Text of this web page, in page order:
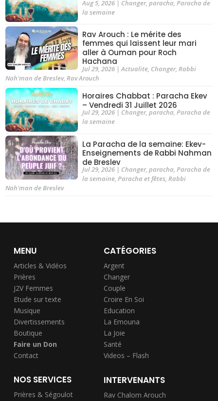
Aug 5, 2026| Changer, paracha, Paracha de
la semaine
Rav Arouch : Le mérite des
femmes qui laissent leur mari
aller à Ouman pour Roch
Hachana
Jul 29, 2026|Actualite, Changer, Rabbi
Nah'man de Breslev,Rav Arouch
Horaires Chabbat : Paracha Ekev
– Vendredi 31 Juillet 2026
Jul 29, 2026| Changer, paracha, Paracha de
la semaine
La Paracha de la semaine: Ekev-
Enseignements de Rabbi Nahman
de Breslev
Jul 29, 2026| Changer, paracha, Paracha de
la semaine, Paracha et fêtes, Rabbi
Nah'man de Breslev
MENU
Articles & Vidéos
Prières
J2V Femmes
Etude sur texte
Musique
Divertissements
Boutique
Faire un Don
Contact
CATÉGORIES
Argent
Changer
Couple
Croire En Soi
Education
La Emouna
La Joie
Santé
Videos – Flash
NOS SERVICES
Prières & Ségoulot
INTERVENANTS
Rav Chalom Arouch